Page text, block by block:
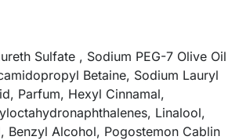
Sulfate , Sodium PEG-7 Olive Oil
Betaine, Sodium Lauryl
Parfum, Hexyl Cinnamal,
Linalool,
Benzyl Alcohol, Pogostemon Cablin